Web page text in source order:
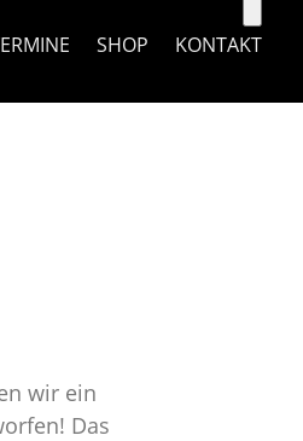
SHOP KONTAKT
wir ein
Das